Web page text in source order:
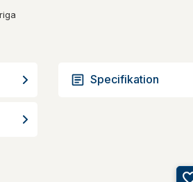
Specifikation